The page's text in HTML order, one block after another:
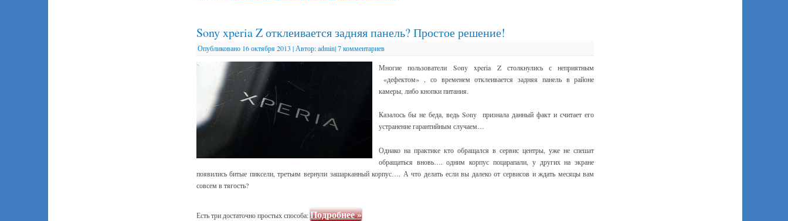
Sony xperia Z отклеивается задняя панель? Простое решение!
Опубликовано 16 октября 2013 | Автор: admin| 7 комментариев
Многие пользователи Sony xperia Z столкнулись с неприятным
«дефектом» , со временем отклеивается задняя панель в районе
камеры, либо кнопки питания.
Казалось бы не беда, ведь Sony признала данный факт и считает его
устранение гарантийным случаем…
Однако на практике кто обращался в сервис центры, уже не спешат
обращаться вновь…. одним корпус поцарапали, у других на экране
появились битые пиксели, третьим вернули зашарканный корпус…. А что делать если вы далеко от сервисов и ждать месяцы вам
совсем в тягость?
Есть три достаточно простых способа:Подробнее»